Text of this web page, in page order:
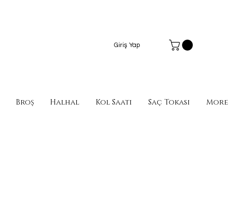
Giriş Yap
Broş Halhal Kol Saati Saç Tokası More